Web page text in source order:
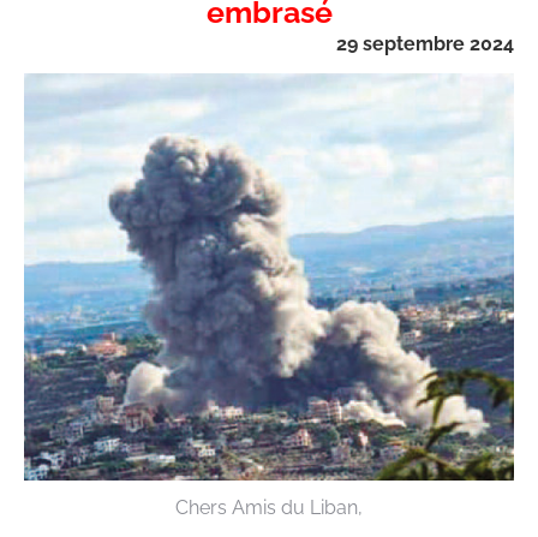
embrasé
29 septembre 2024
Chers Amis du Liban,